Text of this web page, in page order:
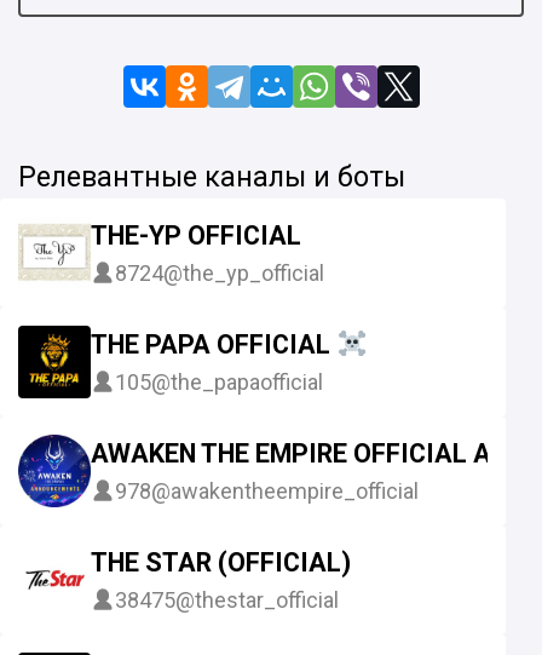
Релевантные каналы и боты
THE-YP OFFICIAL
8724@the_yp_official
THE PAPA OFFICIAL
105@the_papaofficial
AWAKEN THE EMPIRE OFFICIAL
978@awakentheempire_official
THE STAR (OFFICIAL)
38475@thestar_official